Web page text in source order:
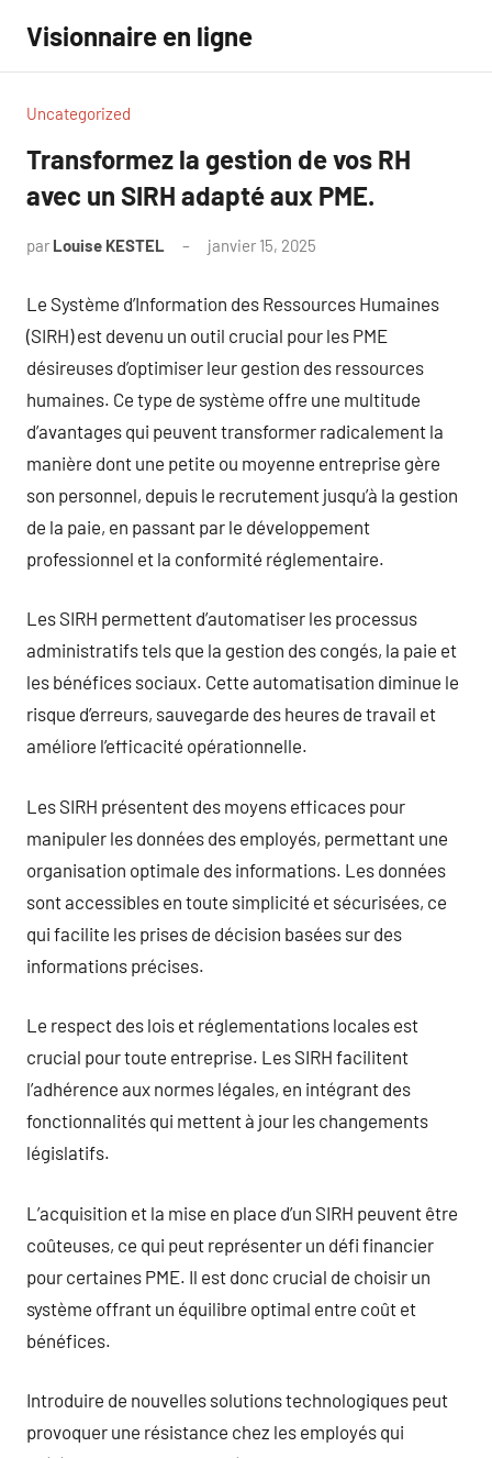
contenu
Visionnaire en ligne
Uncategorized
Transformez la gestion de vos RH
avec un SIRH adapté aux PME.
par Louise KESTEL janvier 15, 2025
Le Système d’Information des Ressources Humaines
(SIRH) est devenu un outil crucial pour les PME
désireuses d’optimiser leur gestion des ressources
humaines. Ce type de système offre une multitude
d’avantages qui peuvent transformer radicalement la
manière dont une petite ou moyenne entreprise gère
son personnel, depuis le recrutement jusqu’à la gestion
de la paie, en passant par le développement
professionnel et la conformité réglementaire.
Les SIRH permettent d’automatiser les processus
administratifs tels que la gestion des congés, la paie et
les bénéfices sociaux. Cette automatisation diminue le
risque d’erreurs, sauvegarde des heures de travail et
améliore l’efficacité opérationnelle.
Les SIRH présentent des moyens efficaces pour
manipuler les données des employés, permettant une
organisation optimale des informations. Les données
sont accessibles en toute simplicité et sécurisées, ce
qui facilite les prises de décision basées sur des
informations précises.
Le respect des lois et réglementations locales est
crucial pour toute entreprise. Les SIRH facilitent
l’adhérence aux normes légales, en intégrant des
fonctionnalités qui mettent à jour les changements
législatifs.
L’acquisition et la mise en place d’un SIRH peuvent être
coûteuses, ce qui peut représenter un défi financier
pour certaines PME. Il est donc crucial de choisir un
système offrant un équilibre optimal entre coût et
bénéfices.
Introduire de nouvelles solutions technologiques peut
provoquer une résistance chez les employés qui